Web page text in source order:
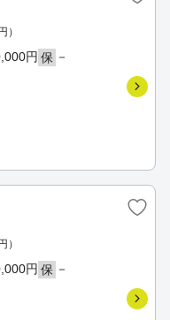
）
円 保 －
）
円 保 －